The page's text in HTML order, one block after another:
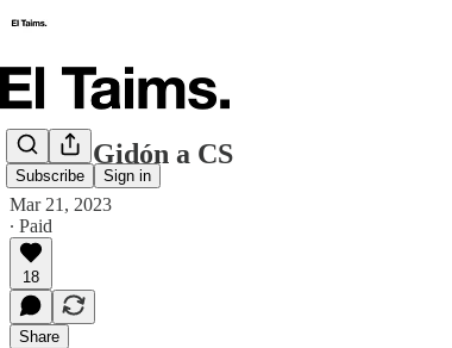
Subscribe Sign in
Checo Gidón a CS
Mar 21, 2023
∙ Paid
18
Share